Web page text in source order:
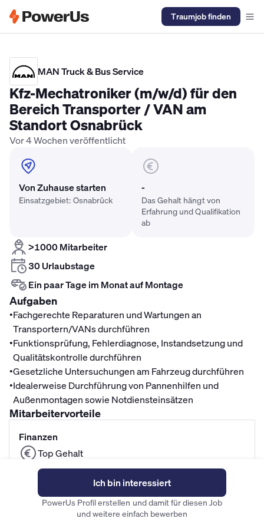
Traumjob finden
MAN Truck & Bus Service
Kfz-Mechatroniker (m/w/d) für den
Bereich Transporter / VAN am
Standort Osnabrück
Vor 4 Wochen veröffentlicht
Von Zuhause starten
Einsatzgebiet: Osnabrück
-
Das Gehalt hängt von
Erfahrung und Qualifikation
ab
>1000 Mitarbeiter
30 Urlaubstage
Ein paar Tage im Monat auf Montage
Aufgaben
•Fachgerechte Reparaturen und Wartungen an
Transportern/VANs durchführen
•Funktionsprüfung, Fehlerdiagnose, Instandsetzung und
Qualitätskontrolle durchführen
•Gesetzliche Untersuchungen am Fahrzeug durchführen
•Idealerweise Durchführung von Pannenhilfen und
Außenmontagen sowie Notdiensteinsätzen
Mitarbeitervorteile
Finanzen
Top Gehalt
Betriebliche Altersvorsorge
Fitness- und Gesundheitszuschuss
Ich bin interessiert
PowerUs Profil erstellen und damit für diesen Job
und weitere einfach bewerben